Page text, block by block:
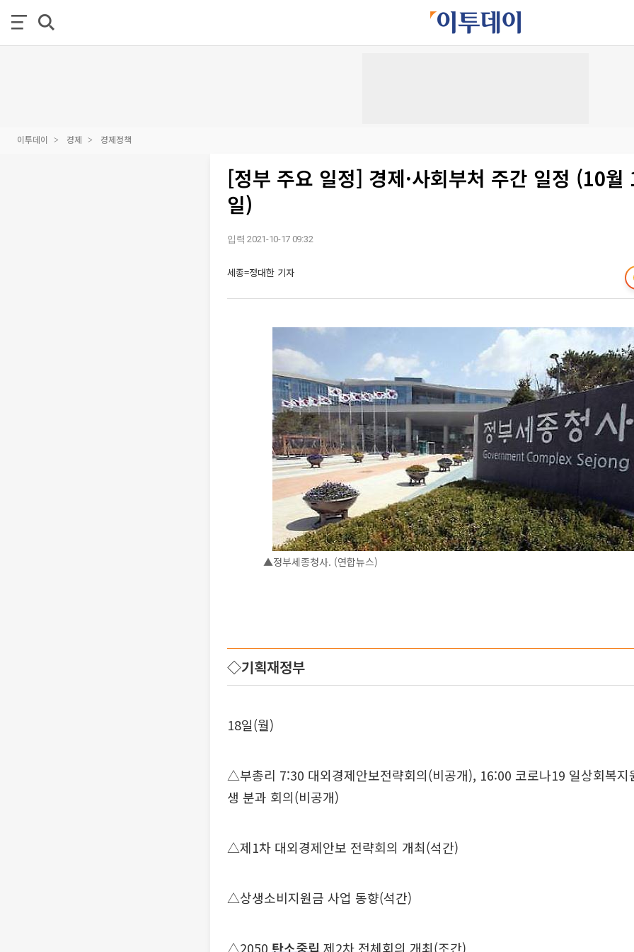
이투데이 경제 경제정책
[정부 주요 일정] 경제·사회부처 주간 일정 (10
일)
입력 2021-10-17 09:32
세종=정대한 기자
▲정부세종청사. (연합뉴스)
◇기획재정부
18일(월)
△부총리 7:30 대외경제안보전략회의(비공개), 16:00 코로나19 일상회복지
생 분과 회의(비공개)
△제1차 대외경제안보 전략회의 개최(석간)
△상생소비지원금 사업 동향(석간)
△2050 탄소중립제2차 전체회의 개최(조간)